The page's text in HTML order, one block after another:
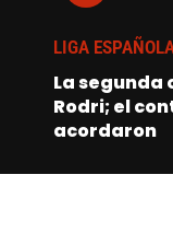
LIGA
La
Rodri; el
acordaron